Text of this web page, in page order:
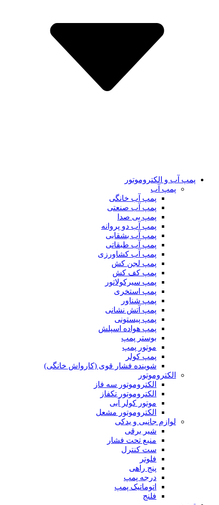
پمپ آب و الکتروموتور
پمپ آب
پمپ آب خانگی
پمپ آب صنعتی
پمپ بی صدا
پمپ آب دو پروانه
پمپ آب بشقابی
پمپ آب طبقاتی
پمپ آب کشاورزی
پمپ لجن کش
پمپ کف کش
پمپ سیرکولاتور
پمپ استخری
پمپ شناور
پمپ آتش نشانی
پمپ پیستونی
پمپ هواده اسپلش
بوستر پمپ
موتور پمپ
پمپ کولر
شوینده فشار قوی (کارواش خانگی)
الکتروموتور
الکتروموتور سه فاز
الکتروموتور تکفاز
موتور کولر آبی
الکتروموتور مشعل
لوازم جانبی و یدکی
شیر برقی
منبع تحت فشار
ست کنترل
فلوتر
پنج راهی
درجه پمپ
اتوماتیک پمپ
فلنج